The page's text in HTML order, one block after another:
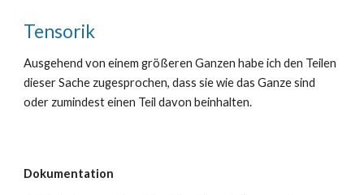
Tensorik
Ausgehend von einem größeren Ganzen habe ich den Teilen
dieser Sache zugesprochen, dass sie wie das Ganze sind
oder zumindest einen Teil davon beinhalten.
Dokumentation